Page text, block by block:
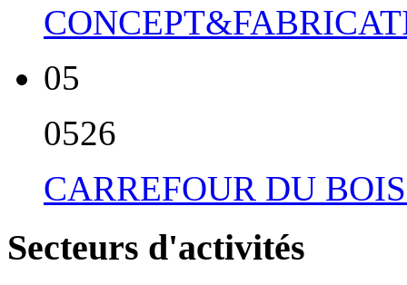
05
0526
CARREFOUR DU
Secteurs d'activités